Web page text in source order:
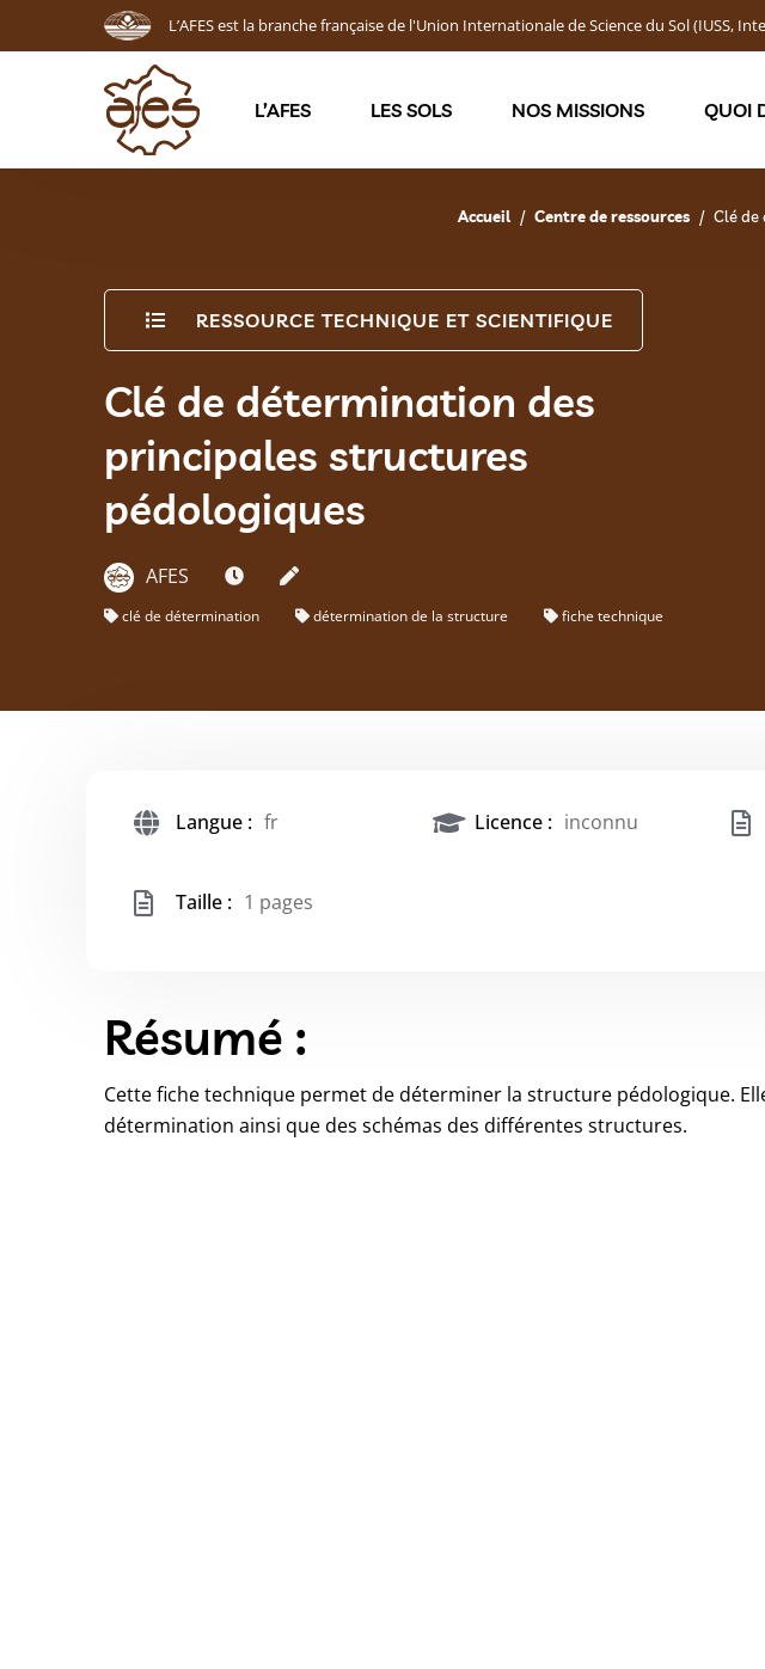
L’AFES est la branche française de l'Union Internationale de Science du Sol (IUSS,
L’AFES LES SOLS NOS MISSIONS QUOI
Accueil Centre de ressources Clé de
RESSOURCE TECHNIQUE ET SCIENTIFIQUE
Clé de détermination des
principales structures
pédologiques
AFES
clé de détermination détermination de la structure fiche technique
Langue : fr Licence : inconnu
Taille : 1 pages
Résumé :
Cette fiche technique permet de déterminer la structure pédologique.
détermination ainsi que des schémas des différentes structures.